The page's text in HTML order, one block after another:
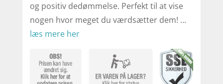
og positiv dedømmelse. Perfekt til at vise
nogen hvor meget du værdsætter dem! …
læs mere her